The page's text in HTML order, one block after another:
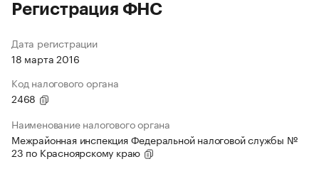
Регистрация ФНС
Дата регистрации
18 марта 2016
Код налогового органа
2468
Наименование налогового органа
Межрайонная инспекция Федеральной налоговой службы №
23 по Красноярскому краю